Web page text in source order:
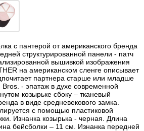
с пантерой от американского бренда
структурированной панели - патч
вышивкой изображения
на американском сленге описывает
партнера старше или младше
- эпатаж в духе современной
козырьке сбоку – тканевый
в виде средневекового замка.
с помощью пластиковой
Изнанка козырька - черная. Длина
бейсболки – 11 см. Изнанка передней